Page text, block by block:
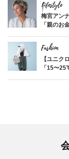
Lifestyle
梅宮アン
「親のお
Fashion
【ユニク
「15〜